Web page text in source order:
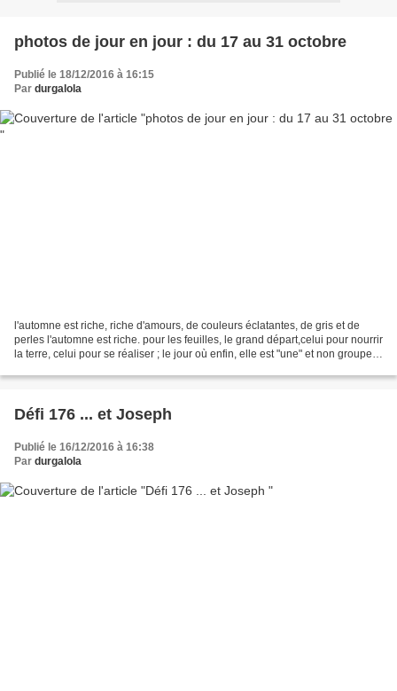
photos de jour en jour : du 17 au 31 octobre
Publié le 18/12/2016 à 16:15
Par durgalola
l'automne est riche, riche d'amours, de couleurs éclatantes, de gris et de
perles l'automne est riche. pour les feuilles, le grand départ,celui pour nourrir
la terre, celui pour se réaliser ; le jour où enfin, elle est "une" et non groupe ;
Défi 176 ... et Joseph
Publié le 16/12/2016 à 16:38
Par durgalola